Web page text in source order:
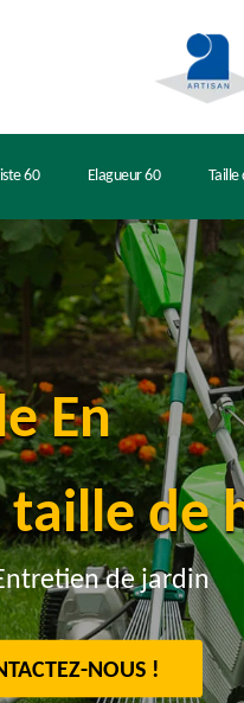
60 Elagueur 60 Taille
En
taille de
de jardin
NOUS !